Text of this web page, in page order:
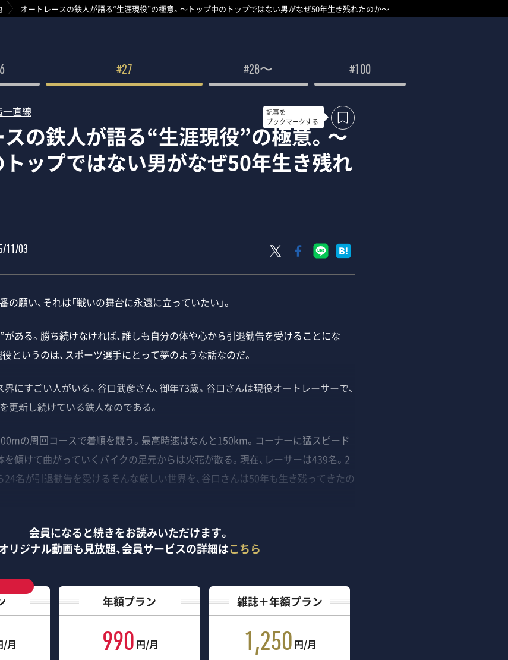
オートレースの鉄人が語る“生涯現役”の極意。～トップ中のトップではない男がなぜ50年生き残れたのか～
#27 #28〜 #100
直線
記事を
ブックマークする
の鉄人が語る“生涯現役”の極意。～
トップではない男がなぜ50年生き残れ
11/03
願い、それは「戦いの舞台に永遠に立っていたい」。
がある。勝ち続けなければ、誰しも自分の体や心から引退勧告を受けることにな
役というのは、スポーツ選手にとって夢のような話なのだ。
にすごい人がいる。谷口武彦さん、御年73歳。谷口さんは現役オートレーサーで、
更新し続けている鉄人なのである。
の周回コースで着順を競う。最高時速はなんと150km。コーナーに猛スピード
を傾けて曲がっていくバイクの足元からは火花が散る。現在、レーサーは439名。2
24名が引退勧告を受けるそんな厳しい世界を、谷口さんは50年も生き残ってきたの
会員になると続きをお読みいただけます。
リジナル動画も見放題、会員サービスの詳細はこちら
/月
年額プラン
990 円/月
雑誌＋年額プラン
1,250 円/月